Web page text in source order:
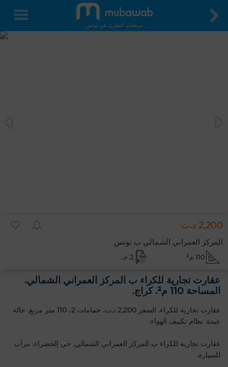
موقعكم العقاري في تونس
2,200 د.ت
المركز العمراني الشمالي ب تونس
110 م² 2 حـ
عقارت تجارية للكراء ب المركز العمراني الشمالي.
المساحة 110 م². كراج.
عقارت تجارية للكراء. السعر 2,200 د.ت. حمامات 2، 110 متر مربع. حالة
جيدة. نظام تكييف الهواء.
عقارت تجارية للكراء ب المركز العمراني الشمالي, حي إلخضراء. مرآب
للسيارة.